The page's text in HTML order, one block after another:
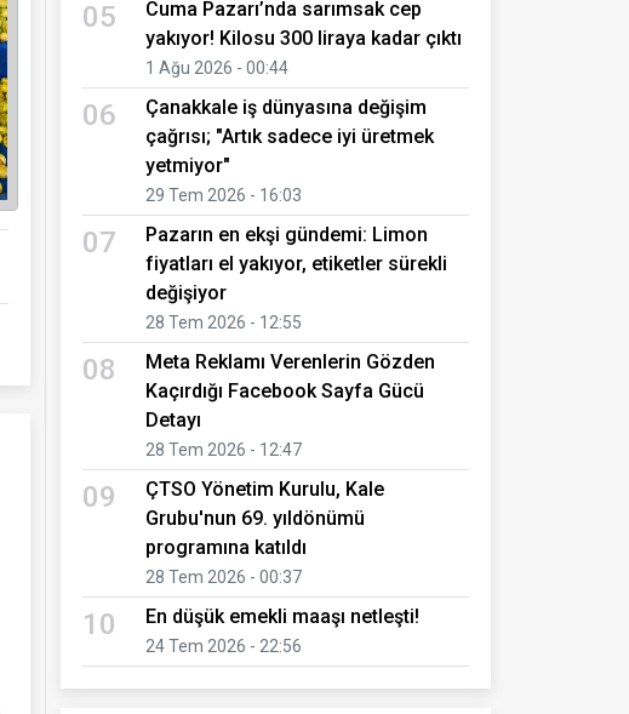
05
Cuma Pazarı’nda sarımsak cep
yakıyor! Kilosu 300 liraya kadar çıktı
1 Ağu 2026 - 00:44
06
Çanakkale iş dünyasına değişim
çağrısı; "Artık sadece iyi üretmek
yetmiyor"
29 Tem 2026 - 16:03
07
Pazarın en ekşi gündemi: Limon
fiyatları el yakıyor, etiketler sürekli
değişiyor
28 Tem 2026 - 12:55
08
Meta Reklamı Verenlerin Gözden
Kaçırdığı Facebook Sayfa Gücü
Detayı
28 Tem 2026 - 12:47
09
ÇTSO Yönetim Kurulu, Kale
Grubu'nun 69. yıldönümü
programına katıldı
28 Tem 2026 - 00:37
10 En düşük emekli maaşı netleşti!
24 Tem 2026 - 22:56